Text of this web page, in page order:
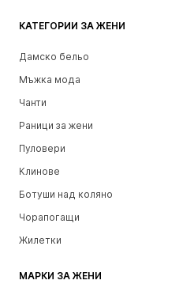
КАТЕГОРИИ ЗА ЖЕНИ
Дамско бельо
Мъжка мода
Чанти
Раници за жени
Пуловери
Клинове
Ботуши над коляно
Чорапогащи
Жилетки
МАРКИ ЗА ЖЕНИ